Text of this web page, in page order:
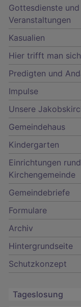
Gottesdienste und
Veranstaltungen
Kasualien
Hier trifft man sich
Predigten und
Impulse
Unsere
Gemeindehaus
Kindergarten
Einrichtungen
Kirchengemeinde
Gemeindebriefe
Formulare
Archiv
Hintergrundseite
Schutzkonzept
Tageslosung